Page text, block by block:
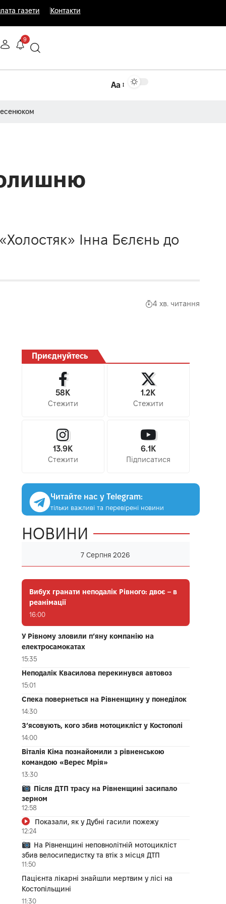
газети Контакти
9
Аа
Інна Бєлєнь до
4 хв. читання
Приєднуйтесь
58K
Стежити
1.2K
Стежити
13.9K
Стежити
6.1K
Підписатися
Читайте нас у Telegram:
тільки важливі та перевірені новини
НОВИНИ
7 Серпня 2026
Вибух гранати неподалік Рівного: двоє – в
реанімації
16:00
У Рівному зловили п’яну компанію на
електросамокатах
15:35
Неподалік Квасилова перекинувся автовоз
15:01
Спека повернеться на Рівненщину у понеділок
14:30
З’ясовують, кого збив мотоцикліст у Костополі
14:00
Віталія Кіма познайомили з рівненською
командою «Верес Мрія»
13:30
Після ДТП трасу на Рівненщині засипало
зерном
12:58
Показали, як у Дубні гасили пожежу
12:24
На Рівненщині неповнолітній мотоцикліст
збив велосипедистку та втік з місця ДТП
11:50
Пацієнта лікарні знайшли мертвим у лісі на
Костопільщині
11:30